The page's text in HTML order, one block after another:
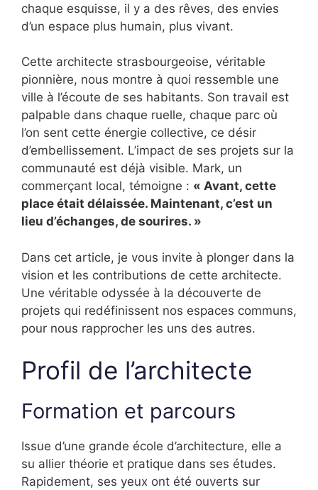
chaque esquisse, il y a des rêves, des envies
d’un espace plus humain, plus vivant.
Cette architecte strasbourgeoise, véritable
pionnière, nous montre à quoi ressemble une
ville à l’écoute de ses habitants. Son travail est
palpable dans chaque ruelle, chaque parc où
l’on sent cette énergie collective, ce désir
d’embellissement. L’impact de ses projets sur la
communauté est déjà visible. Mark, un
commerçant local, témoigne : « Avant, cette
place était délaissée. Maintenant, c’est un
lieu d’échanges, de sourires. »
Dans cet article, je vous invite à plonger dans la
vision et les contributions de cette architecte.
Une véritable odyssée à la découverte de
projets qui redéfinissent nos espaces communs,
pour nous rapprocher les uns des autres.
Profil de l’architecte
Formation et parcours
Issue d’une grande école d’architecture, elle a
su allier théorie et pratique dans ses études.
Rapidement, ses yeux ont été ouverts sur